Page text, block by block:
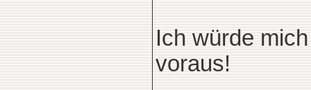
Ich würde
voraus!